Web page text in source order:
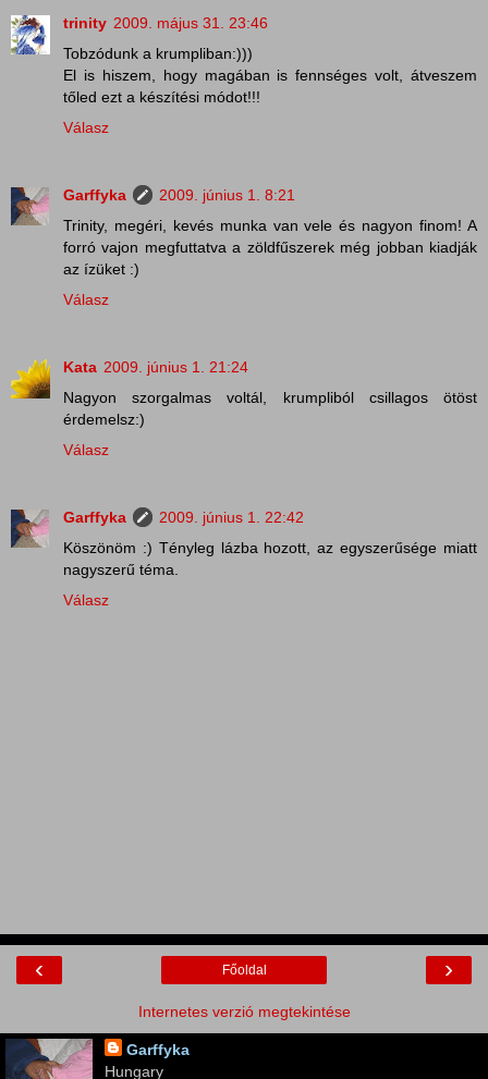
trinity 2009. május 31. 23:46
Tobzódunk a krumpliban:)))
El is hiszem, hogy magában is fennséges volt, átveszem
tőled ezt a készítési módot!!!
Válasz
Garffyka
2009. június 1. 8:21
Trinity, megéri, kevés munka van vele és nagyon finom! A
forró vajon megfuttatva a zöldfűszerek még jobban kiadják
az ízüket :)
Válasz
Kata 2009. június 1. 21:24
Nagyon szorgalmas voltál, krumpliból csillagos ötöst
érdemelsz:)
Válasz
Garffyka
2009. június 1. 22:42
Köszönöm :) Tényleg lázba hozott, az egyszerűsége miatt
nagyszerű téma.
Válasz
‹ ›
Főoldal
Internetes verzió megtekintése
Garffyka
Hungary